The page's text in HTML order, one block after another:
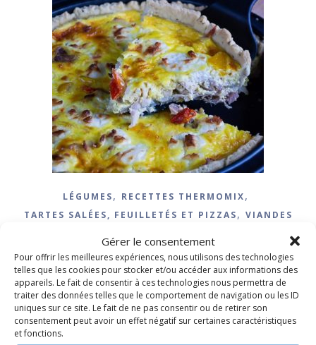
Gérer le consentement
Pour offrir les meilleures expériences, nous utilisons des technologies
telles que les cookies pour stocker et/ou accéder aux informations des
appareils. Le fait de consentir à ces technologies nous permettra de
traiter des données telles que le comportement de navigation ou les ID
uniques sur ce site. Le fait de ne pas consentir ou de retirer son
consentement peut avoir un effet négatif sur certaines caractéristiques
et fonctions.
LÉGUMES, RECETTES THERMOMIX,
TARTES SALÉES, FEUILLETÉS ET PIZZAS, VIANDES
Quiche poulet rôti et
chèvre frais
4 février 2021 / 10 Commentaires